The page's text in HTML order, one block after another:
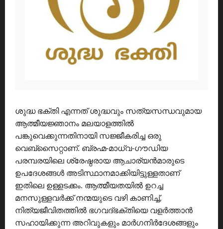
ശുദ്ധ ഭക്തി എന്നത് ശുദ്ധവും സത്യസന്ധവുമായ
ആത്മീയജ്ഞാനം മലയാളത്തിൽ
പങ്കുവെക്കുന്നതിനായി സജ്ജീകരിച്ച ഒരു
വെബ്സൈറ്റാണ്. ബ്രഹ്മ-മാധ്വ-ഗൗഡിയ
പരമ്പരയിലെ ശ്രേഷ്ഠരായ ആചാര്യൻമാരുടെ
ഉപദേശങ്ങൾ അടിസ്ഥാനമാക്കിയിട്ടുള്ളതാണ്
ഇതിലെ ഉള്ളടക്കം. ആത്മീയതയിൽ ഉറച്ച
മനസുള്ളവർക്ക് നന്മയുടെ വഴി കാണിച്ച്,
നിത്യജീവിതത്തിൽ ഭഗവദ്ഭക്തിയെ വളർത്താൻ
സഹായിക്കുന്ന അറിവുകളും മാർഗനിർദേശങ്ങളും